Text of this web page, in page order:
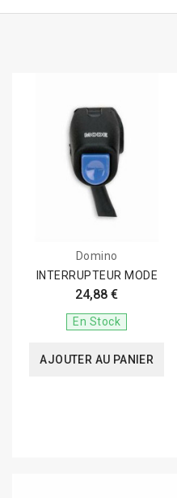
Domino
INTERRUPTEUR MODE
24,88 €
En Stock
AJOUTER AU PANIER